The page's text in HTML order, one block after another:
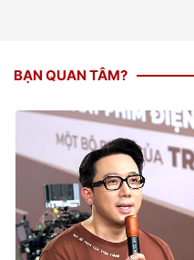
BẠN QUAN TÂM?